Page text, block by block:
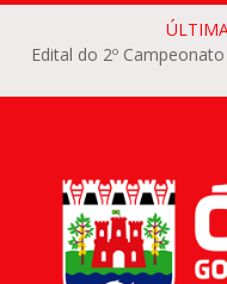
Edital do 2º